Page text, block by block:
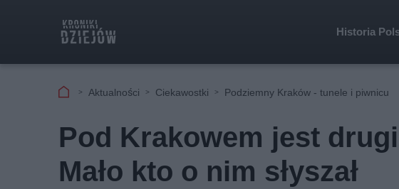
Historia
Aktualności Ciekawostki Podziemny Kraków - tunele i piwnicu
Pod Krakowem jest
Mało kto o nim słyszał